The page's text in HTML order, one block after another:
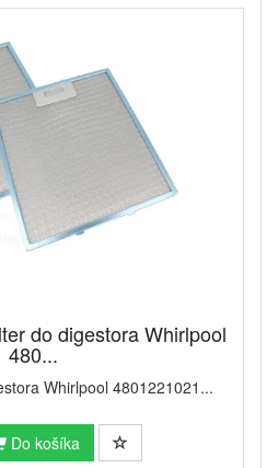
do digestora Whirlpool
480...
Whirlpool 4801221021...
Do košíka